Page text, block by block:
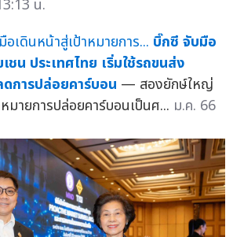
น.
บิ๊กซี จับมือ
น ประเทศไทย เริ่มใช้รถขนส่ง
การปล่อยคาร์บอน — สองยักษ์ใหญ่
มายการปล่อยคาร์บอนเป็นศ... ม.ค. 66